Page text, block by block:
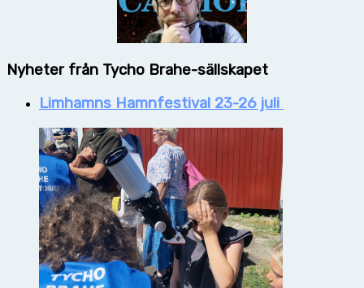
Nyheter från Tycho Brahe-sällskapet
Limhamns Hamnfestival 23-26 juli